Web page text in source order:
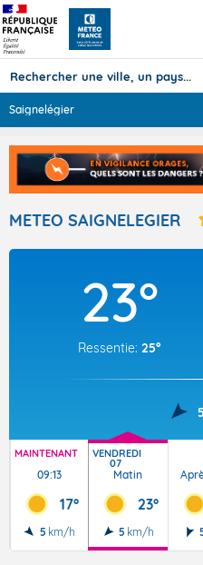
TOUS LES
Saignelégier
METEO SAIGNELEGIER
23°
Ressentie: 25°
5
MAINTENANT
09:13
17°
5 km/h
VENDREDI
07
Matin
23°
5 km/h